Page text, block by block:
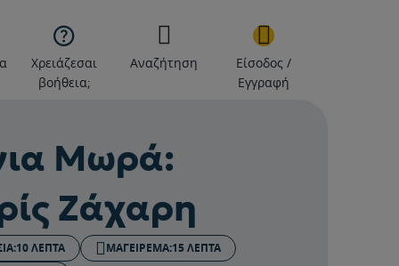

Χρειάζεσαι
βοήθεια;
Αναζήτηση
Είσοδος /
Εγγραφή
Μωρά:
Ζάχαρη
10 ΛΕΠΤΆ ΜΑΓΕΙΡΕΜΑ:15 ΛΕΠΤΆ